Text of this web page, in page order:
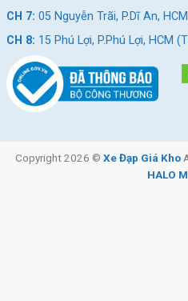
CH 7: 05 Nguyễn Trãi, P.Dĩ An,
CH 8: 15 Phú Lợi, P.Phú Lợi, HCM
Copyright 2026 © Xe Đạp Giá Kho
HALO